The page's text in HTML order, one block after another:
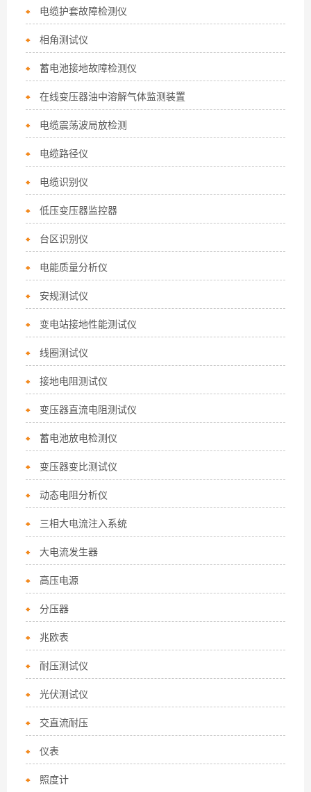
电缆护套故障检测仪
相角测试仪
蓄电池接地故障检测仪
在线变压器油中溶解气体监测装置
电缆震荡波局放检测
电缆路径仪
电缆识别仪
低压变压器监控器
台区识别仪
电能质量分析仪
安规测试仪
变电站接地性能测试仪
线圈测试仪
接地电阻测试仪
变压器直流电阻测试仪
蓄电池放电检测仪
变压器变比测试仪
动态电阻分析仪
三相大电流注入系统
大电流发生器
高压电源
分压器
兆欧表
耐压测试仪
光伏测试仪
交直流耐压
仪表
照度计